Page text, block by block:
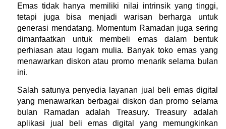
Emas tidak hanya memiliki nilai intrinsik yang tinggi,
tetapi juga bisa menjadi warisan berharga untuk
generasi mendatang. Momentum Ramadan juga sering
dimanfaatkan untuk membeli emas dalam bentuk
perhiasan atau logam mulia. Banyak toko emas yang
menawarkan diskon atau promo menarik selama bulan
ini.
Salah satunya penyedia layanan jual beli emas digital
yang menawarkan berbagai diskon dan promo selama
bulan Ramadan adalah Treasury. Treasury adalah
aplikasi jual beli emas digital yang memungkinkan